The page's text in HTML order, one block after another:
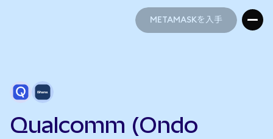
METAMASKを入手
Qualcomm (Ondo